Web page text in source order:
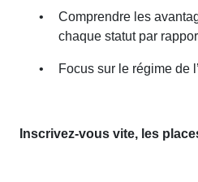
• Comprendre les
chaque statut par
• Focus sur le régime de
Inscrivez-vous vite, les